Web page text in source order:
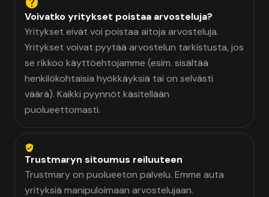
Voivatko yritykset poistaa arvosteluja?
Yritykset eivät voi poistaa aitoja arvosteluja.
Yritykset voivat pyytää arvostelun tarkistusta, jos
se rikkoo käyttöehtojamme (esim. sisältää
henkilökohtaisia hyökkäyksiä tai on selvästi
väärä). Kaikki pyynnöt käsitellään
puolueettomasti.
Trustmaryn sitoumus reiluuteen
Trustmary on puolueeton palvelu. Emme auta
yrityksiä manipuloimaan arvostelujaan.